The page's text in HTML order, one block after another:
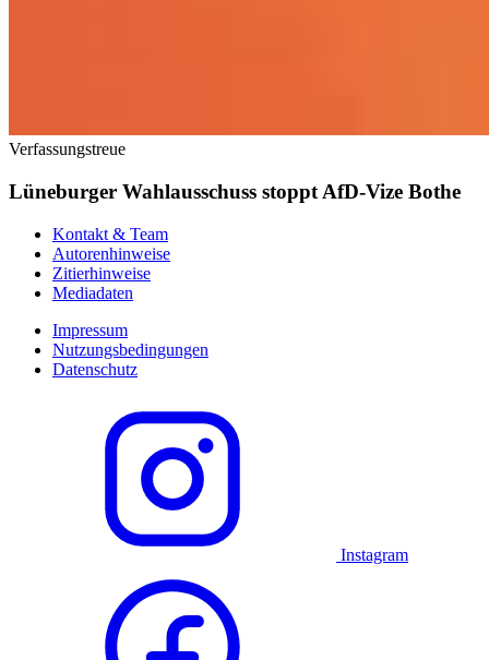
Verfassungstreue
Lüneburger Wahlausschuss stoppt AfD-Vize Bothe
Kontakt & Team
Autorenhinweise
Zitierhinweise
Mediadaten
Impressum
Nutzungsbedingungen
Datenschutz
Instagram